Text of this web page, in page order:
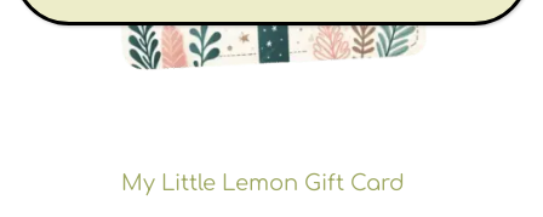
My Little Lemon Gift Card
επιλεγούν
προϊόντος